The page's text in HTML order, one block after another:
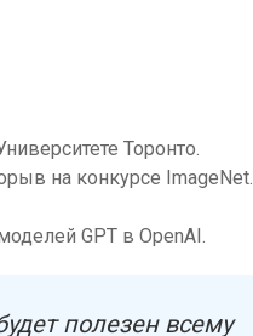
Торонто.
на конкурсе ImageNet.
GPT в OpenAI.
полезен всему